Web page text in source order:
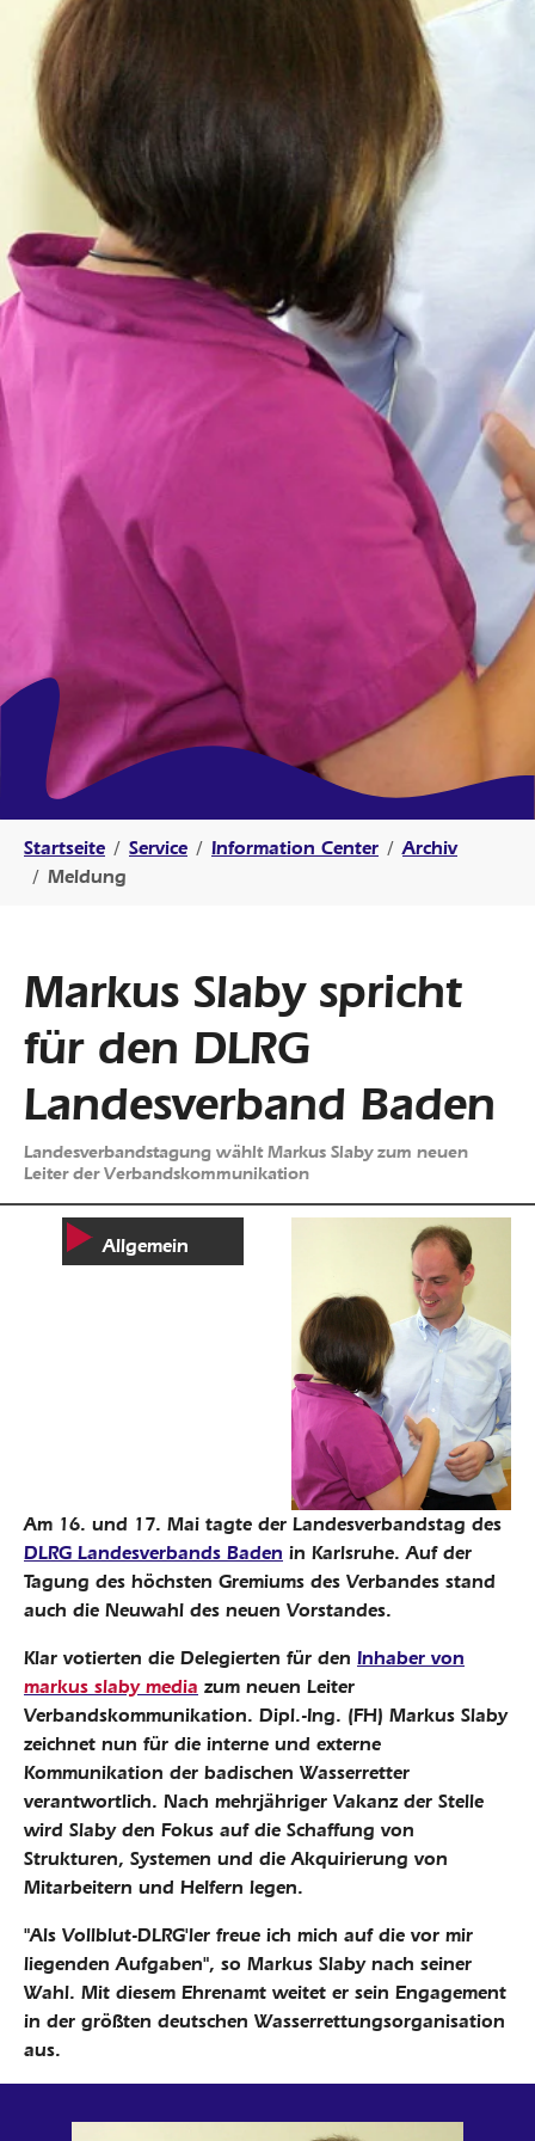
Startseite Service Information Center
Archiv
Meldung
Markus Slaby spricht
für den DLRG
Landesverband Baden
Landesverbandstagung wählt Markus Slaby zum neuen
Leiter der Verbandskommunikation
Allgemein
Am 16. und 17. Mai tagte der Landesverbandstag des
DLRG Landesverbands Baden in Karlsruhe. Auf der
Tagung des höchsten Gremiums des Verbandes stand
auch die Neuwahl des neuen Vorstandes.
Klar votierten die Delegierten für den Inhaber von
markus slaby media zum neuen Leiter
Verbandskommunikation. Dipl.-Ing. (FH) Markus Slaby
zeichnet nun für die interne und externe
Kommunikation der badischen Wasserretter
verantwortlich. Nach mehrjähriger Vakanz der Stelle
wird Slaby den Fokus auf die Schaffung von
Strukturen, Systemen und die Akquirierung von
Mitarbeitern und Helfern legen.
"Als Vollblut-DLRG'ler freue ich mich auf die vor mir
liegenden Aufgaben", so Markus Slaby nach seiner
Wahl. Mit diesem Ehrenamt weitet er sein Engagement
in der größten deutschen Wasserrettungsorganisation
aus.